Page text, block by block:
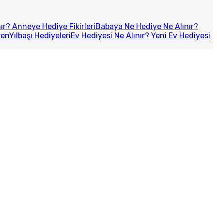
Anneye Hediye FikirleriBabaya Ne Hediye Ne Alınır?
Yılbaşı HediyeleriEv Hediyesi Ne Alınır? Yeni Ev Hediyesi